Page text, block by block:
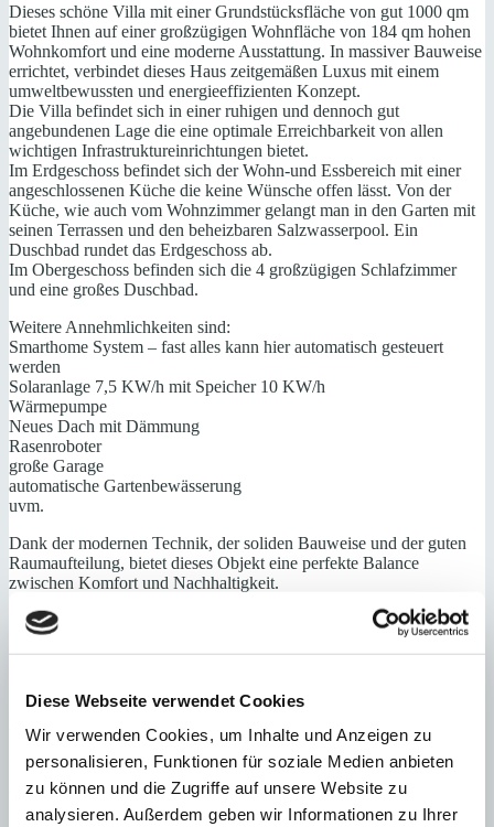
Diese Webseite verwendet Cookies
Wir verwenden Cookies, um Inhalte und Anzeigen zu
personalisieren, Funktionen für soziale Medien anbieten
zu können und die Zugriffe auf unsere Website zu
analysieren. Außerdem geben wir Informationen zu Ihrer
Dieses schöne Villa mit einer Grundstücksfläche von gut 1000 qm
bietet Ihnen auf einer großzügigen Wohnfläche von 184 qm hohen
Wohnkomfort und eine moderne Ausstattung. In massiver Bauweise
errichtet, verbindet dieses Haus zeitgemäßen Luxus mit einem
umweltbewussten und energieeffizienten Konzept.
Die Villa befindet sich in einer ruhigen und dennoch gut
angebundenen Lage die eine optimale Erreichbarkeit von allen
wichtigen Infrastruktureinrichtungen bietet.
Im Erdgeschoss befindet sich der Wohn-und Essbereich mit einer
angeschlossenen Küche die keine Wünsche offen lässt. Von der
Küche, wie auch vom Wohnzimmer gelangt man in den Garten mit
seinen Terrassen und den beheizbaren Salzwasserpool. Ein
Duschbad rundet das Erdgeschoss ab.
Im Obergeschoss befinden sich die 4 großzügigen Schlafzimmer
und eine großes Duschbad.
Weitere Annehmlichkeiten sind:
Smarthome System – fast alles kann hier automatisch gesteuert
werden
Solaranlage 7,5 KW/h mit Speicher 10 KW/h
Wärmepumpe
Neues Dach mit Dämmung
Rasenroboter
große Garage
automatische Gartenbewässerung
uvm.
Dank der modernen Technik, der soliden Bauweise und der guten
Raumaufteilung, bietet dieses Objekt eine perfekte Balance
zwischen Komfort und Nachhaltigkeit.
Für weitere Informationen oder zur Vereinbarung eines
Besichtigungstermines, stehen wir Ihnen gerne zur Verfügung.
Wohn-Essbereich
Duschbad
Obergeschoss: